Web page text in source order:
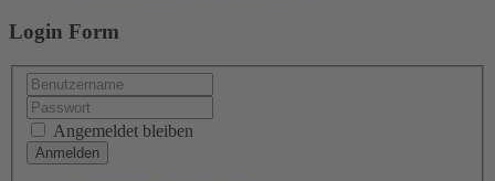
Login Form
Angemeldet bleiben